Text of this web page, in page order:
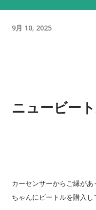
ビ、TV、ドライブレコー
銀 根強い人気のコンパク
移動します。 でも店頭に
あるのでその時はすみま
9月 10, 2025
ニュービー
カーセンサーからご縁が
ちゃんにビートルを購入し